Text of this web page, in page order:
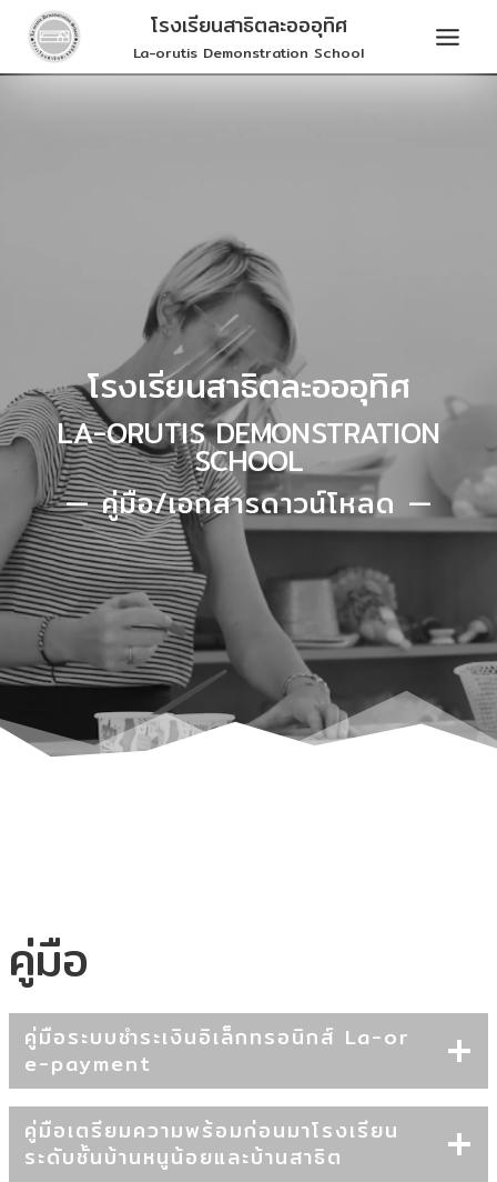
Skip
content
โรงเรียนสาธิตละอออุทิศ
La-orutis Demonstration School
โรงเรียนสาธิตละอออุทิศ
LA-ORUTIS DEMONSTRATION
SCHOOL
— คู่มือ/เอกสารดาวน์โหลด —
คู่มือ
คู่มือระบบชำระเงินอิเล็กทรอนิกส์ La-or
e-payment
คู่มือเตรียมความพร้อมก่อนมาโรงเรียน
ระดับชั้นบ้านหนูน้อยและบ้านสาธิต